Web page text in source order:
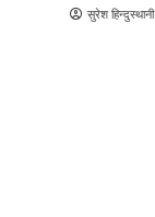
सुरेश हिन्दुस्थानी